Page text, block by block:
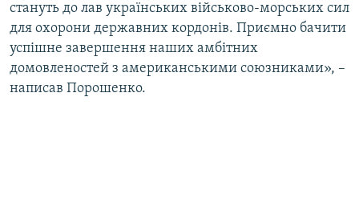
стануть до лав українських військово-морських сил
для охорони державних кордонів. Приємно бачити
успішне завершення наших амбітних
домовленостей з американськими союзниками», –
написав Порошенко.